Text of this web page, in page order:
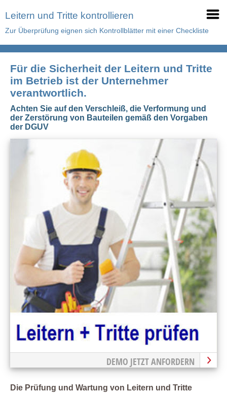
Leitern und Tritte kontrollieren
Zur Überprüfung eignen sich Kontrollblätter mit einer Checkliste
Für die Sicherheit der Leitern und Tritte
im Betrieb ist der Unternehmer
verantwortlich.
Achten Sie auf den Verschleiß, die Verformung und
der Zerstörung von Bauteilen gemäß den Vorgaben
der DGUV
DEMO JETZT ANFORDERN
Die Prüfung und Wartung von Leitern und Tritte